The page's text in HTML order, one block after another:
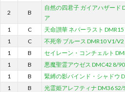
2 B
自然の四君子 ガイアハザード
ア
1 C 天命讃華 ネバーラスト
1
C 不死帝 ブルース DMR10 V1/
1
B セイレーン・コンチェルト
1
B 悪魔聖霊アウゼス DMC42 8/
1
B 緊縛の影バインド・シャドウ
1
B 光霊姫アレフティナ DM36 S2/